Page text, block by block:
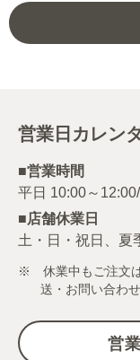
営業日カレン
■営業時間
■店舗休業日
土・日・祝日、夏
※ 休業中もご注文は
送・お問い合わ
営